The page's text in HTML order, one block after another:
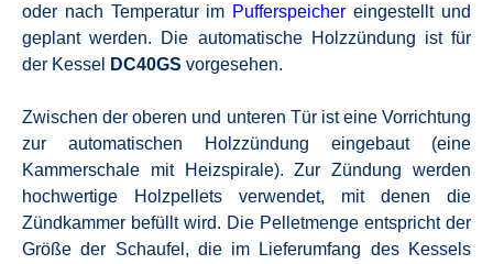
oder nach Temperatur im Pufferspeichereingestellt und
geplant werden.
Die automatische Holzzündung ist für
der Kessel
DC40GS vorgesehen.
Zwischen der oberen und unteren Tür ist eine Vorrichtung
zur automatischen Holzzündung eingebaut (eine
Kammerschale mit Heizspirale).
Zur Zündung werden
hochwertige Holzpellets verwendet, mit denen die
Zündkammer befüllt wird. Die Pelletmenge entspricht der
Größe der Schaufel, die im Lieferumfang des Kessels